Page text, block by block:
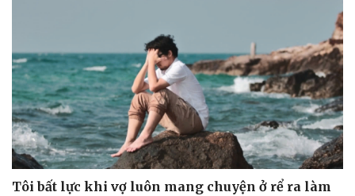
Tôi bất lực khi vợ luôn mang chuyện ở rể ra làm